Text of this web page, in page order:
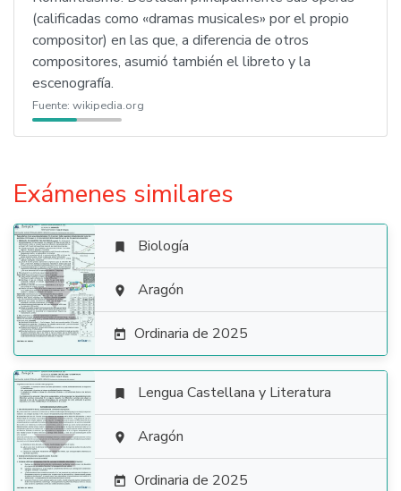
(calificadas como «dramas musicales» por el propio
compositor) en las que, a diferencia de otros
compositores, asumió también el libreto y la
escenografía.
Fuente: wikipedia.org
Exámenes similares

 Biología
 Aragón
 Ordinaria de 2025

 Lengua Castellana y Literatura
 Aragón
 Ordinaria de 2025